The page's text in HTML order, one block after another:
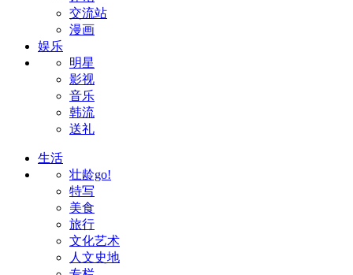
交流站
漫画
娱乐
明星
影视
音乐
韩流
送礼
生活
壮龄go!
特写
美食
旅行
文化艺术
人文史地